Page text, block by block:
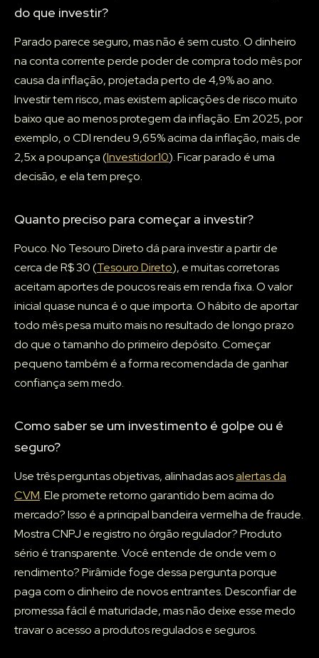
do que investir?
Parado parece seguro, mas não é sem custo. O dinheiro
na conta corrente perde poder de compra todo mês por
causa da inflação, projetada perto de 4,9% ao ano.
Investir tem risco, mas existem aplicações de risco muito
baixo que ao menos protegem da inflação. Em 2025, por
exemplo, o CDI rendeu 9,65% acima da inflação, mais de
2,5x a poupança (Investidor10). Ficar parado é uma
decisão, e ela tem preço.
Quanto preciso para começar a investir?
Pouco. No Tesouro Direto dá para investir a partir de
cerca de R$ 30 (Tesouro Direto), e muitas corretoras
aceitam aportes de poucos reais em renda fixa. O valor
inicial quase nunca é o que importa. O hábito de aportar
todo mês pesa muito mais no resultado de longo prazo
do que o tamanho do primeiro depósito. Começar
pequeno também é a forma recomendada de ganhar
confiança sem medo.
Como saber se um investimento é golpe ou é
seguro?
Use três perguntas objetivas, alinhadas aosalertas da
CVM. Ele promete retorno garantido bem acima do
mercado? Isso é a principal bandeira vermelha de fraude.
Mostra CNPJ e registro no órgão regulador? Produto
sério é transparente. Você entende de onde vem o
rendimento? Pirâmide foge dessa pergunta porque
paga com o dinheiro de novos entrantes. Desconfiar de
promessa fácil é maturidade, mas não deixe esse medo
travar o acesso a produtos regulados e seguros.